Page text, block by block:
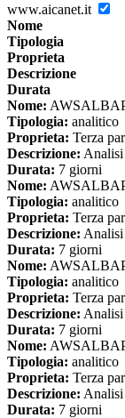
www.aicanet.it
Nome
Tipologia
Proprieta
Descrizione
Durata
Nome:
Tipologia: analitico
Proprieta: Terza
Descrizione: Analisi
Durata: 7 giorni
Nome:
Tipologia: analitico
Proprieta: Terza
Descrizione: Analisi
Durata: 7 giorni
Nome:
Tipologia: analitico
Proprieta: Terza
Descrizione: Analisi
Durata: 7 giorni
Nome:
Tipologia: analitico
Proprieta: Terza
Descrizione: Analisi
Durata: 7 giorni